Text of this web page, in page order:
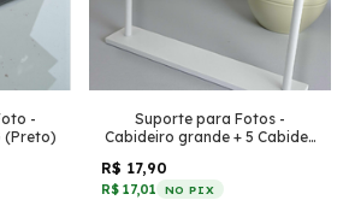
-
(Preto)
Suporte para Fotos -
Cabideiro grande + 5 Cabides
R$ 17,90
R$ 17,01 NO PIX